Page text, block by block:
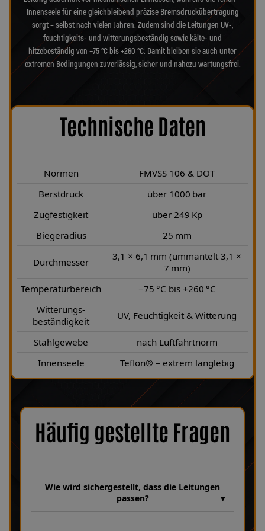
Innenseele für eine gleichbleibend präzise Bremsdruckübertragung
sorgt – selbst nach vielen Jahren. Zudem sind die Leitungen UV-,
feuchtigkeits- und witterungsbeständig sowie kälte- und
hitzebeständig von −75 °C bis +260 °C. Damit bleiben sie auch unter
extremen Bedingungen zuverlässig, sicher und nahezu wartungsfrei.
Technische Daten
Normen
FMVSS 106 & DOT
Berstdruck
über 1000 bar
Zugfestigkeit
über 249 Kp
Biegeradius
25 mm
Durchmesser
3,1 × 6,1 mm (ummantelt 3,1 ×
7 mm)
Temperaturbereich
−75 °C bis +260 °C
Witterungs-
beständigkeit
UV, Feuchtigkeit & Witterung
Stahlgewebe
nach Luftfahrtnorm
Innenseele
Teflon® – extrem langlebig
Häufig gestellte Fragen
Wie wird sichergestellt, dass die Leitungen
passen?